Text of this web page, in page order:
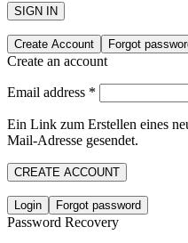
SIGN IN
Create Account Forgot
Create an account
Email address *
Ein Link zum Erstellen eines
Mail-Adresse gesendet.
CREATE ACCOUNT
Login Forgot password
Password Recovery